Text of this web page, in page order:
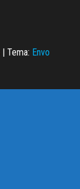
| Tema: Envo